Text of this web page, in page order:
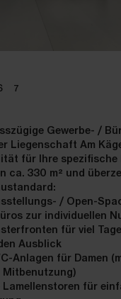
7
Gewerbe- /
Liegenschaft Am
für Ihre
ca. 330 m² und
/ Open-
zur individuellen
für viel
Ausblick
Anlagen für Damen
Mitbenutzung)
Lamellenstoren für